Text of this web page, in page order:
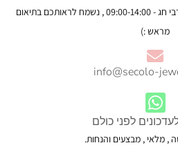
ימים א-ה - 10:00-19:00 | שישי וערבי חג - 09:00-14:00 , נשמח לראותכם בתיאום
מראש :)
info@secolo-
לפני כולם
, מלאי , מבצעים והנחות.